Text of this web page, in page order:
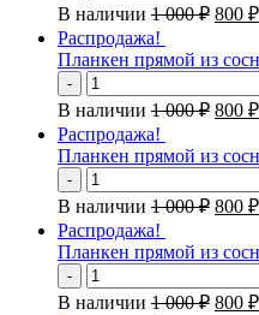
В наличии 1 000₽ 800 ₽
Распродажа!
Планкен прямой из
-
В наличии 1 000₽ 800 ₽
Распродажа!
Планкен прямой из
-
В наличии 1 000₽ 800 ₽
Распродажа!
Планкен прямой из
-
В наличии 1 000₽ 800 ₽